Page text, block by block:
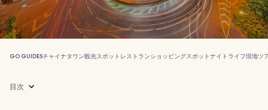
GO GUIDESチャイナタウン観光スポット レストランショッピングスポットナイトライフ現地ツ
目次